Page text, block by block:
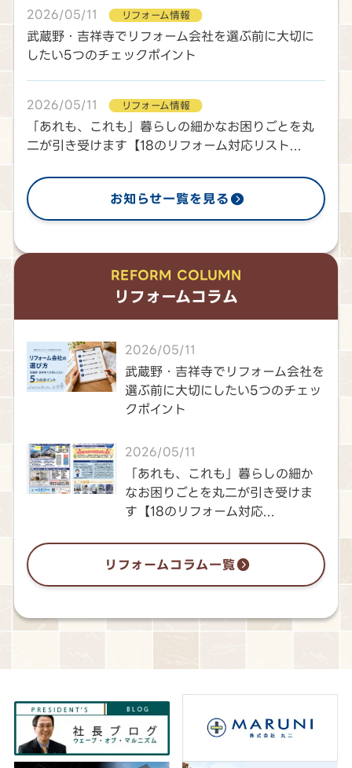
2026/05/11 リフォーム情報
武蔵野・吉祥寺でリフォーム会社を選ぶ前に大切に
したい5つのチェックポイント
2026/05/11 リフォーム情報
「あれも、これも」暮らしの細かなお困りごとを丸
二が引き受けます【18のリフォーム対応リスト...
お知らせ一覧を見る
REFORM COLUMN
リフォームコラム
2026/05/11
武蔵野・吉祥寺でリフォーム会社を
選ぶ前に大切にしたい5つのチェッ
クポイント
2026/05/11
「あれも、これも」暮らしの細か
なお困りごとを丸二が引き受けま
す【18のリフォーム対応...
リフォームコラム一覧